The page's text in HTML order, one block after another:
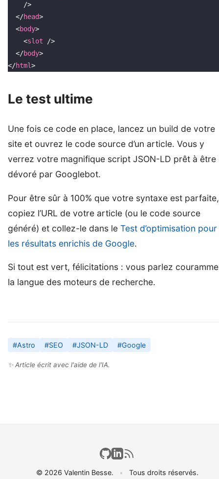
    />
  </
head>
  <
body>
    <
slot />
  </
body>
</html>
Le test ultime
Une fois ce code en place, lancez un build de votre
site et ouvrez le code source d’un article. Vous y
verrez votre magnifique script JSON-LD prêt à être
dévoré par Googlebot.
Pour être sûr à 100% que votre syntaxe est parfaite,
copiez l’URL de votre article (ou le code source
généré) et collez-le dans le Test d’optimisation pour
les résultats enrichis de Google.
Si tout est vert, félicitations : vous parlez
la langue des moteurs de recherche.
#Astro #SEO #JSON-LD #Google
✨ Article écrit avec l'aide de l'IA.
© 2026 Valentin Besse. • Tous droits réservés.